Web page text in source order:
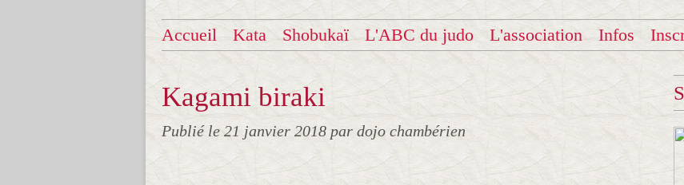
Accueil Kata Shobukaï L'ABC du judo L'association Infos
Kagami biraki
Publié le 21 janvier 2018 par dojo chambérien